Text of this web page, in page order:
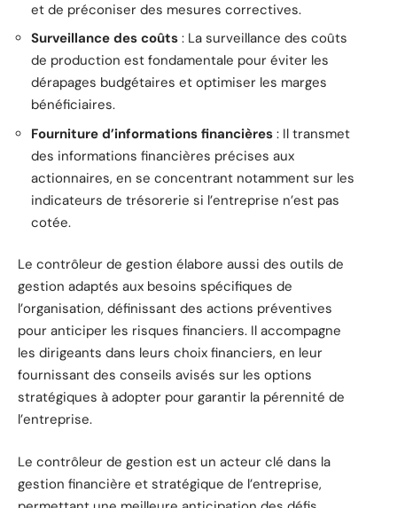
et de préconiser des mesures correctives.
Surveillance des coûts : La surveillance des coûts
de production est fondamentale pour éviter les
dérapages budgétaires et optimiser les marges
bénéficiaires.
Fourniture d’informations financières : Il transmet
des informations financières précises aux
actionnaires, en se concentrant notamment sur les
indicateurs de trésorerie si l’entreprise n’est pas
cotée.
Le contrôleur de gestion élabore aussi des outils de
gestion adaptés aux besoins spécifiques de
l’organisation, définissant des actions préventives
pour anticiper les risques financiers. Il accompagne
les dirigeants dans leurs choix financiers, en leur
fournissant des conseils avisés sur les options
stratégiques à adopter pour garantir la pérennité de
l’entreprise.
Le contrôleur de gestion est un acteur clé dans la
gestion financière et stratégique de l’entreprise,